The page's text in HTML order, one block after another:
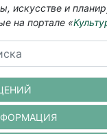
искусстве и
на портале «